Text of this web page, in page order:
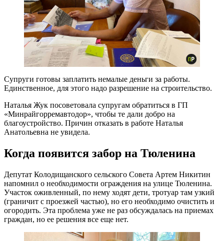
Супруги готовы заплатить немалые деньги за работы.
Единственное, для этого надо разрешение на строительство.
Наталья Жук посоветовала супругам обратиться в ГП
«Минрайгорремавтодор», чтобы те дали добро на
благоустройство. Причин отказать в работе Наталья
Анатольевна не увидела.
Когда появится забор на Тюленина
Депутат Колодищанского сельского Совета Артем Никитин
напомнил о необходимости ограждения на улице Тюленина.
Участок оживленный, по нему ходят дети, тротуар там узкий
(граничит с проезжей частью), но его необходимо очистить и
огородить. Эта проблема уже не раз обсуждалась на приемах
граждан, но ее решения все еще нет.